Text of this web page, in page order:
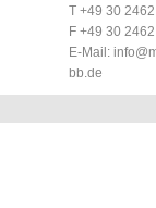
T +49 30
F +49 30
E-Mail:
bb.de